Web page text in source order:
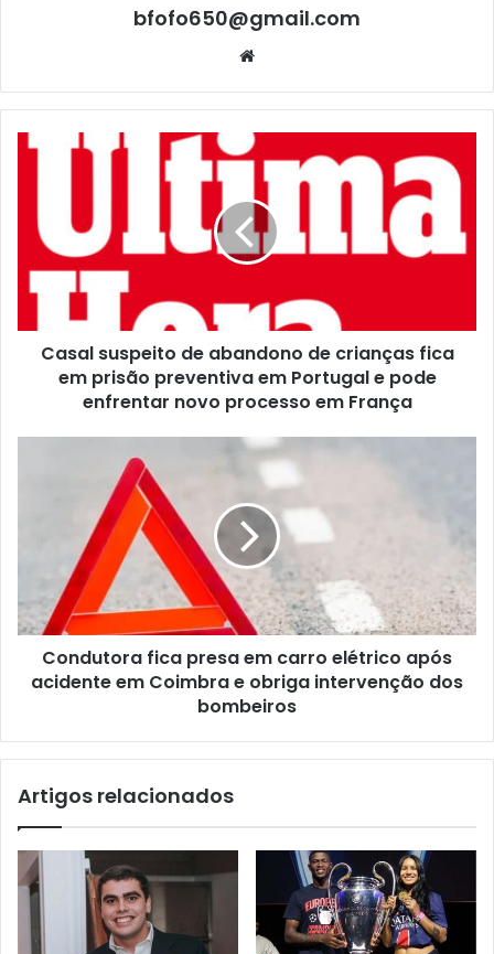
bfofo650@gmail.com
Website
Casal suspeito de abandono de crianças fica
em prisão preventiva em Portugal e pode
enfrentar novo processo em França
Condutora fica presa em carro elétrico após
acidente em Coimbra e obriga intervenção dos
bombeiros
Artigos relacionados